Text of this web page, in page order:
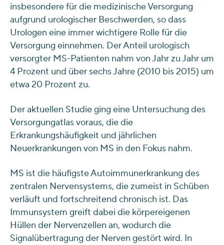
insbesondere für die medizinische Versorgung
aufgrund urologischer Beschwerden, so dass
Urologen eine immer wichtigere Rolle für die
Versorgung einnehmen. Der Anteil urologisch
versorgter MS-Patienten nahm von Jahr zu Jahr um
4 Prozent und über sechs Jahre (2010 bis 2015) um
etwa 20 Prozent zu.
Der aktuellen Studie ging eine Untersuchung des
Versorgungatlas voraus, die die
Erkrankungshäufigkeit und jährlichen
Neuerkrankungen von MS in den Fokus nahm.
MS ist die häufigste Autoimmunerkrankung des
zentralen Nervensystems, die zumeist in Schüben
verläuft und fortschreitend chronisch ist. Das
Immunsystem greift dabei die körpereigenen
Hüllen der Nervenzellen an, wodurch die
Signalübertragung der Nerven gestört wird. In